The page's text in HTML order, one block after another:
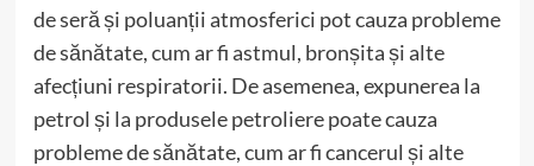
de seră și poluanții atmosferici pot cauza probleme
de sănătate, cum ar fi astmul, bronșita și alte
afecțiuni respiratorii. De asemenea, expunerea la
petrol și la produsele petroliere poate cauza
probleme de sănătate, cum ar fi cancerul și alte